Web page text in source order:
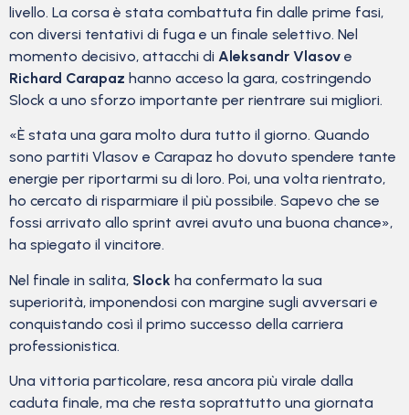
livello. La corsa è stata combattuta fin dalle prime fasi,
con diversi tentativi di fuga e un finale selettivo. Nel
momento decisivo, attacchi di Aleksandr Vlasov e
Richard Carapaz hanno acceso la gara, costringendo
Slock a uno sforzo importante per rientrare sui migliori.
«È stata una gara molto dura tutto il giorno. Quando
sono partiti Vlasov e Carapaz ho dovuto spendere tante
energie per riportarmi su di loro. Poi, una volta rientrato,
ho cercato di risparmiare il più possibile. Sapevo che se
fossi arrivato allo sprint avrei avuto una buona chance»,
ha spiegato il vincitore.
Nel finale in salita, Slock ha confermato la sua
superiorità, imponendosi con margine sugli avversari e
conquistando così il primo successo della carriera
professionistica.
Una vittoria particolare, resa ancora più virale dalla
caduta finale, ma che resta soprattutto una giornata